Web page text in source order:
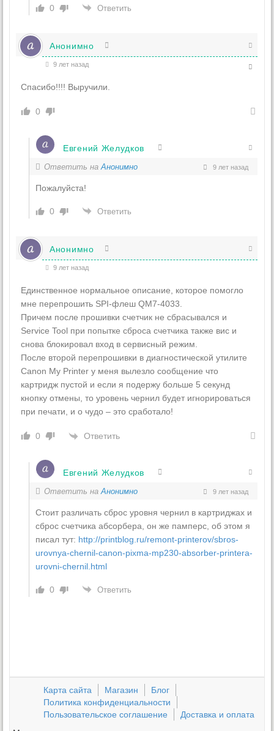
0 Ответить
Анонимно
9 лет назад
Спасибо!!!! Выручили.
0
Евгений Желудков
Ответить на Анонимно 9 лет назад
Пожалуйста!
0 Ответить
Анонимно
9 лет назад
Единственное нормальное описание, которое помогло
мне перепрошить SPI-флеш QM7-4033.
Причем после прошивки счетчик не сбрасывался и
Service Tool при попытке сброса счетчика также вис и
снова блокировал вход в сервисный режим.
После второй перепрошивки в диагностической утилите
Canon My Printer у меня вылезло сообщение что
картридж пустой и если я подержу больше 5 секунд
кнопку отмены, то уровень чернил будет игнорироваться
при печати, и о чудо – это сработало!
0 Ответить
Евгений Желудков
Ответить на Анонимно 9 лет назад
Стоит различать сброс уровня чернил в картриджах и
сброс счетчика абсорбера, он же памперс, об этом я
писал тут: http://printblog.ru/remont-printerov/sbros-
urovnya-chernil-canon-pixma-mp230-absorber-printera-
urovni-chernil.html
0 Ответить
Карта сайта Магазин
Блог
Политика конфиденциальности
Пользовательское соглашение
Доставка и оплата